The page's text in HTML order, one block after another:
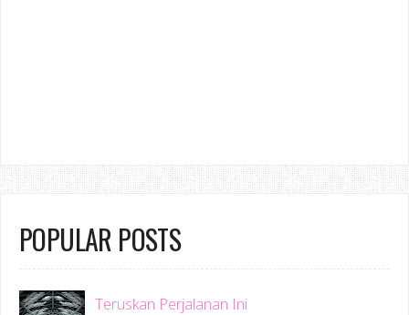
POPULAR POSTS
Teruskan Perjalanan Ini